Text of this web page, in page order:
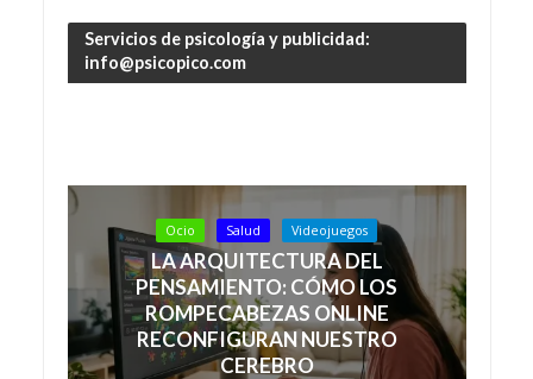
Servicios de psicología y publicidad:
info@psicopico.com
Ocio Salud Videojuegos
LA ARQUITECTURA DEL
PENSAMIENTO: CÓMO LOS
ROMPECABEZAS ONLINE
RECONFIGURAN NUESTRO
CEREBRO